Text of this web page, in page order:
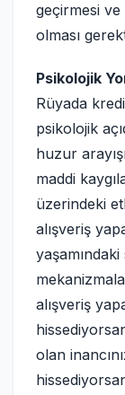
geçirmesi
olması
Psikolojik
Rüyada
psikolojik
huzur
maddi
üzerindeki
alışveriş
alışveriş
olan